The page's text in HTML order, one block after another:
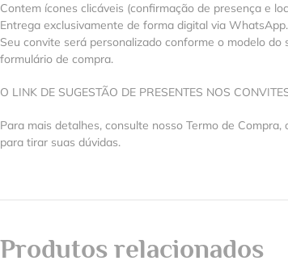
Contem ícones clicáveis (confirmação de presença e
Entrega exclusivamente de forma digital via WhatsApp.
Seu convite será personalizado conforme o modelo
formulário de compra.
O LINK DE SUGESTÃO DE PRESENTES NOS
Para mais detalhes, consulte nosso Termo de
para tirar suas dúvidas.
Produtos relacionados